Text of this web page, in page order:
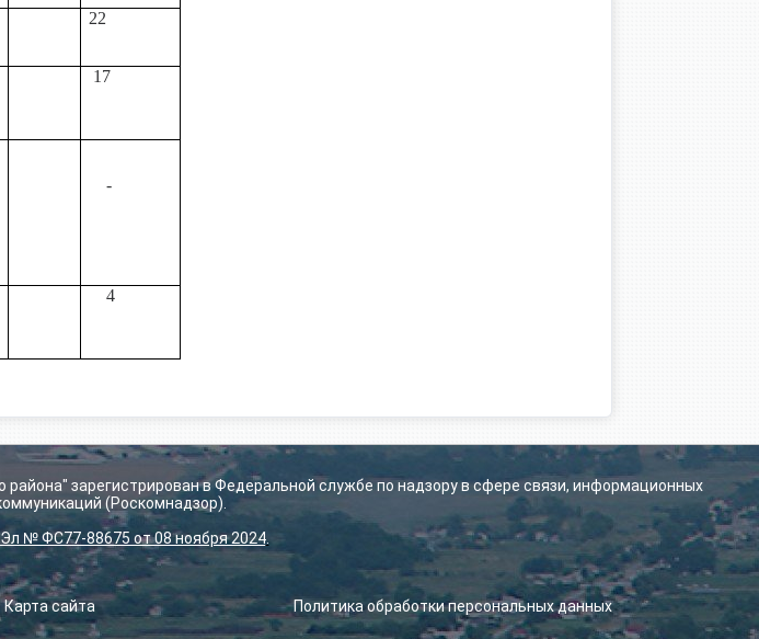
22
17
-
4
зарегистрирован в Федеральной службе по надзору в сфере связи, информационных
(Роскомнадзор).
Эл № ФС77-88675 от 08 ноября 2024.
Карта сайта Политика обработки персональных данных